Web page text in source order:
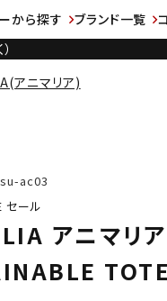
から探す ブランド一覧
アニマリア)
ac03
セール
アニマリア